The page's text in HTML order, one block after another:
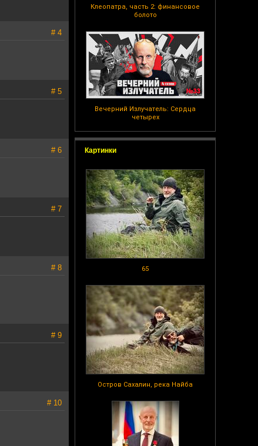
Клеопатра, часть 2: финансовое
болото
Вечерний Излучатель: Сердца
четырех
Картинки
65
Остров Сахалин, река Найба
# 4
# 5
# 6
# 7
# 8
# 9
# 10